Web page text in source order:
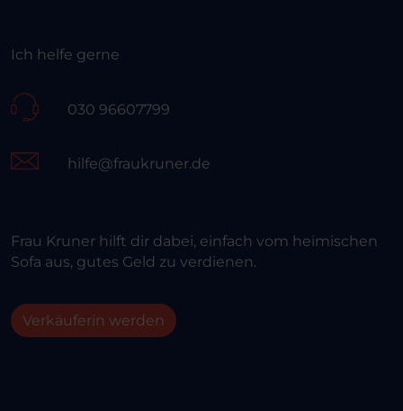
Ich helfe gerne
030 96607799
hilfe@fraukruner.de
Frau Kruner hilft dir dabei, einfach vom heimischen
Sofa aus, gutes Geld zu verdienen.
Verkäuferin werden